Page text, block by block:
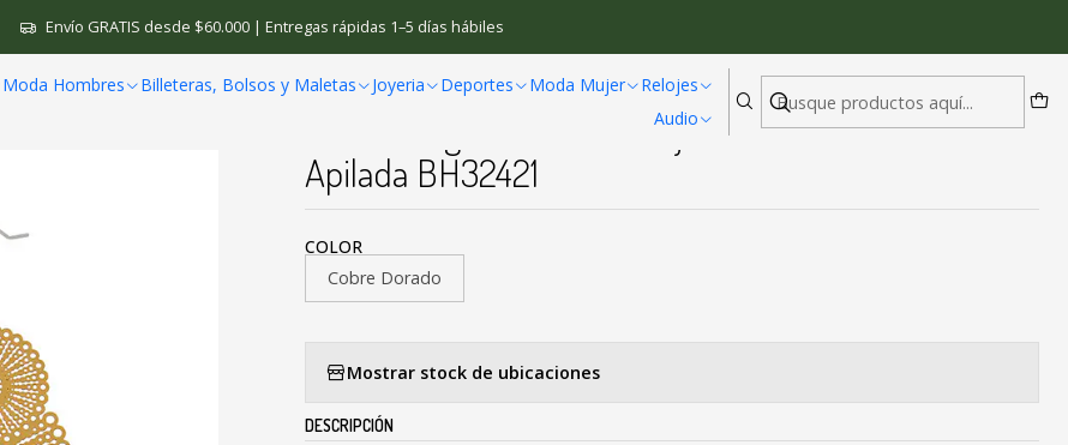
Moda Hombres Billeteras, Bolsos y Maletas Joyeria Deportes Moda Mujer
Relojes
Audio
Envío GRATIS desde $60.000 | Entregas rápidas 1–5 días hábiles
Bienestar Holistico Aretes Filigrana UBMD Mujer Flor Geometrica Apilada BH32421
Aretes Filigrana UBMD Mujer Flor Geometrica
Apilada BH32421
COLOR
Cobre Dorado
Mostrar stock de ubicaciones
DESCRIPCIÓN